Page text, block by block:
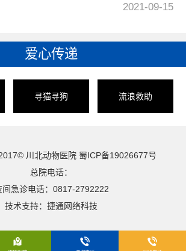
2021-09-15
爱心传递
寻猫寻狗 流浪救助
川北动物医院 蜀ICP备19026677号
总院电话：
间急诊电话：0817-2792222
技术支持： 捷通网络科技